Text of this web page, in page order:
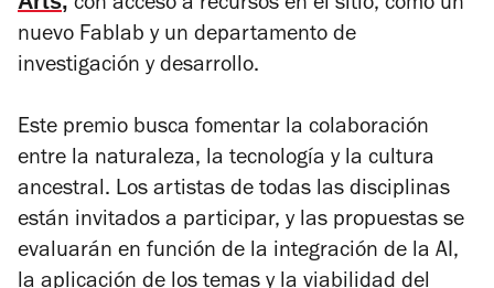
con acceso a recursos en el sitio, como un
nuevo Fablab y un departamento de
investigación y desarrollo.
Este premio busca fomentar la colaboración
entre la naturaleza, la tecnología y la cultura
ancestral. Los artistas de todas las disciplinas
están invitados a participar, y las propuestas se
evaluarán en función de la integración de la AI,
la aplicación de los temas y la viabilidad del